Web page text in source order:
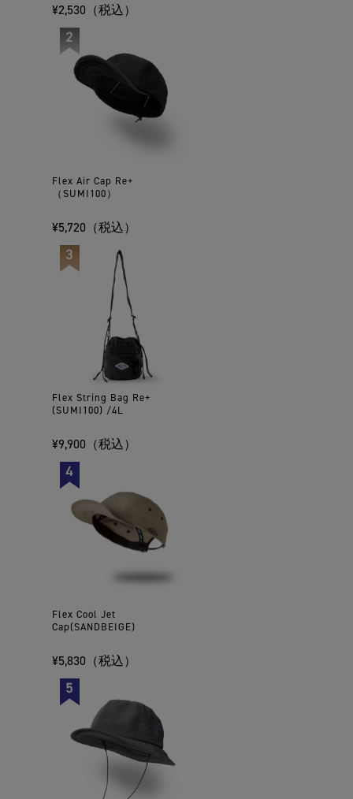
¥2,530（税込）
Flex Air Cap Re+
（SUMI100）
¥5,720（税込）
Flex String Bag Re+
(SUMI100) /4L
¥9,900（税込）
Flex Cool Jet
Cap(SANDBEIGE)
¥5,830（税込）